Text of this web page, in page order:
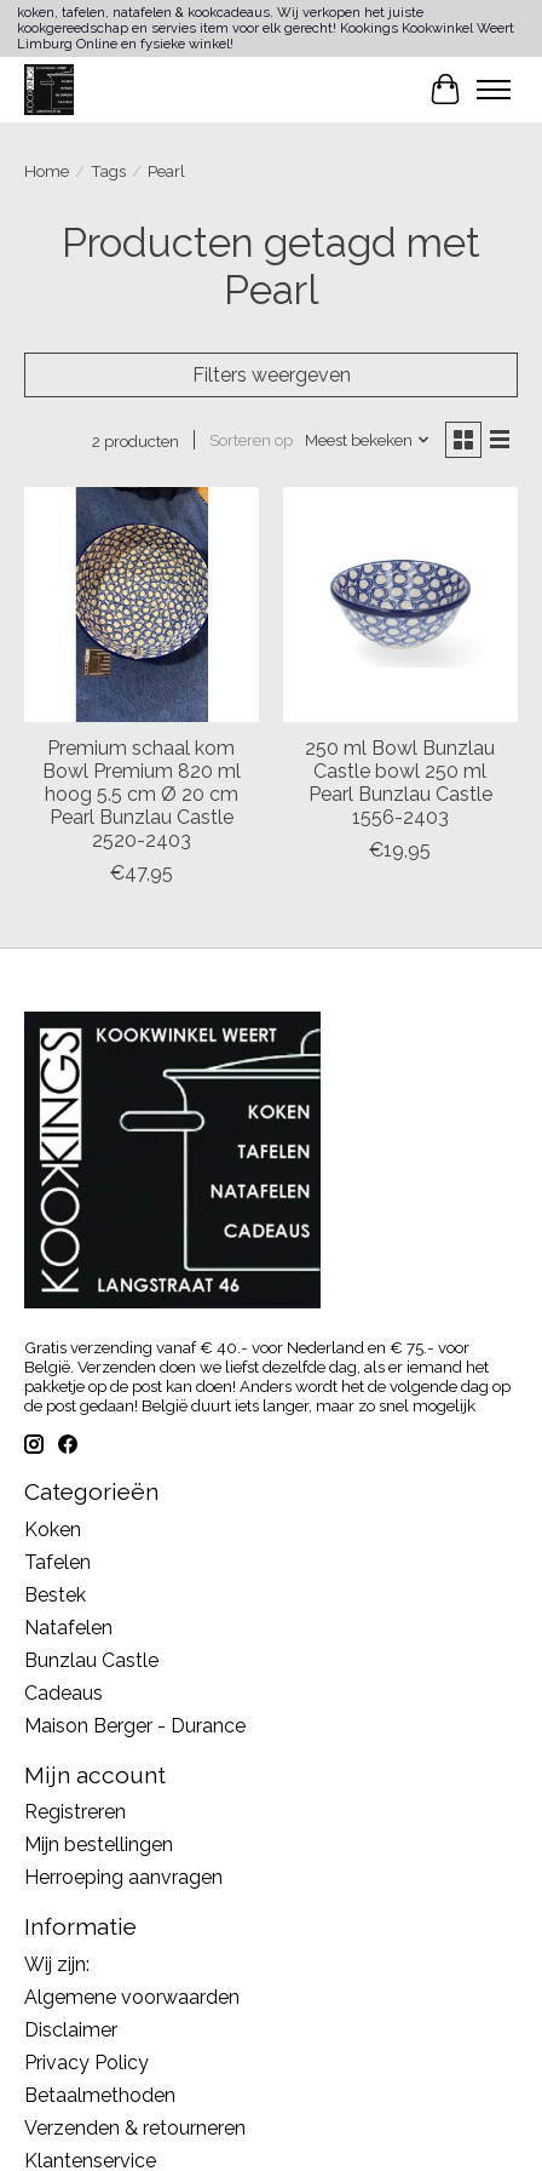
koken, tafelen, natafelen & kookcadeaus. Wij verkopen het juiste
kookgereedschap en servies item voor elk gerecht! Kookings Kookwinkel Weert
Limburg Online en fysieke winkel!
Home / Tags / Pearl
Producten getagd met
Pearl
Filters weergeven
2 producten Sorteren op Meest bekeken
Premium schaal kom
Bowl Premium 820 ml
hoog 5.5 cm Ø 20 cm
Pearl Bunzlau Castle
2520-2403
€47,95
250 ml Bowl Bunzlau
Castle bowl 250 ml
Pearl Bunzlau Castle
1556-2403
€19,95
Gratis verzending vanaf € 40.- voor Nederland en € 75.- voor
België. Verzenden doen we liefst dezelfde dag, als er iemand het
pakketje op de post kan doen! Anders wordt het de volgende dag op
de post gedaan! België duurt iets langer, maar zo snel mogelijk
Categorieën
Koken
Tafelen
Bestek
Natafelen
Bunzlau Castle
Cadeaus
Maison Berger - Durance
Mijn account
Registreren
Mijn bestellingen
Herroeping aanvragen
Informatie
Wij zijn:
Algemene voorwaarden
Disclaimer
Privacy Policy
Betaalmethoden
Verzenden & retourneren
Klantenservice